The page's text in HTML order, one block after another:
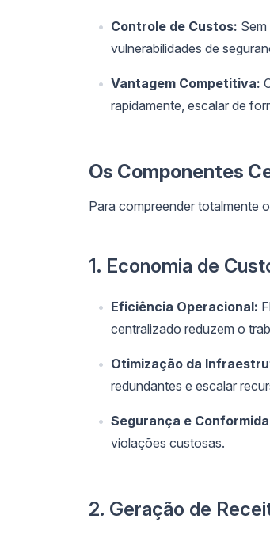
Controle de Custos:
vulnerabilidades de
Vantagem Competitiva:
rapidamente, escalar de
Os Componentes
Para compreender totalmente
1. Economia de
Eficiência Operacional:
centralizado reduzem o
Otimização da
redundantes e escalar
Segurança e
violações custosas.
2. Geração de